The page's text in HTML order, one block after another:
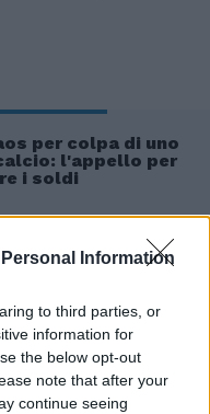
Information
to third parties, or
information for
the below opt-out
note that after your
continue seeing
per colpa di uno
l'appello per
i soldi
“Continuiamo
balneari e non